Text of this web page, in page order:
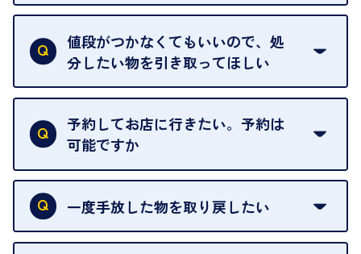
査定額は当日限り有効です。
中古市場が日々変動するため、翌日には査定額が変
わることがございます。
値段がつかなくてもいいので、処
分したい物を引き取ってほしい
再販不可能な物は、場合によってはお断りすること
がございます。ご了承ください。
予約してお店に行きたい。予約は
可能ですか
申し訳ありませんが、現在はご来店の予約は承って
おりません。
を整えておりますので、お好きな時にお越しくださ
一度手放した物を取り戻したい
当店は質店ではありませんので、買い取ったお品物